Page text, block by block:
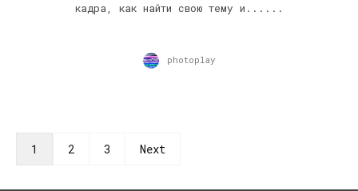
кадра, как найти свою тему и......
photoplay
1 2 3 Next